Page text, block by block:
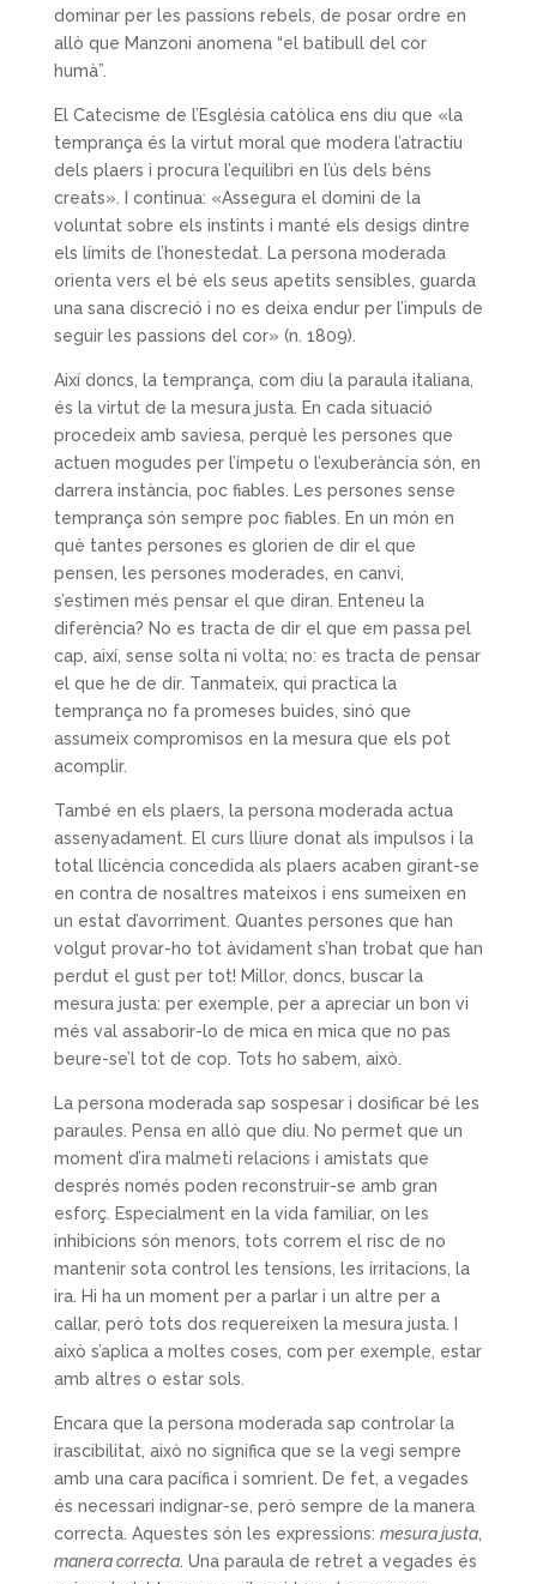
dominar per les passions rebels, de posar ordre en
allò que Manzoni anomena “el batibull del cor
humà”.
El Catecisme de l’Església catòlica ens diu que «la
temprança és la virtut moral que modera l’atractiu
dels plaers i procura l’equilibri en l’ús dels béns
creats». I continua: «Assegura el domini de la
voluntat sobre els instints i manté els desigs dintre
els límits de l’honestedat. La persona moderada
orienta vers el bé els seus apetits sensibles, guarda
una sana discreció i no es deixa endur per l’impuls de
seguir les passions del cor» (n. 1809).
Així doncs, la temprança, com diu la paraula italiana,
és la virtut de la mesura justa. En cada situació
procedeix amb saviesa, perquè les persones que
actuen mogudes per l’ímpetu o l’exuberància són, en
darrera instància, poc fiables. Les persones sense
temprança són sempre poc fiables. En un món en
què tantes persones es glorien de dir el que
pensen, les persones moderades, en canvi,
s’estimen més pensar el que diran. Enteneu la
diferència? No es tracta de dir el que em passa pel
cap, així, sense solta ni volta; no: es tracta de pensar
el que he de dir. Tanmateix, qui practica la
temprança no fa promeses buides, sinó que
assumeix compromisos en la mesura que els pot
acomplir.
També en els plaers, la persona moderada actua
assenyadament. El curs lliure donat als impulsos i la
total llicència concedida als plaers acaben girant-se
en contra de nosaltres mateixos i ens sumeixen en
un estat d’avorriment. Quantes persones que han
volgut provar-ho tot àvidament s’han trobat que han
perdut el gust per tot! Millor, doncs, buscar la
mesura justa: per exemple, per a apreciar un bon vi
més val assaborir-lo de mica en mica que no pas
beure-se’l tot de cop. Tots ho sabem, això.
La persona moderada sap sospesar i dosificar bé les
paraules. Pensa en allò que diu. No permet que un
moment d’ira malmeti relacions i amistats que
després només poden reconstruir-se amb gran
esforç. Especialment en la vida familiar, on les
inhibicions són menors, tots correm el risc de no
mantenir sota control les tensions, les irritacions, la
ira. Hi ha un moment per a parlar i un altre per a
callar, però tots dos requereixen la mesura justa. I
això s’aplica a moltes coses, com per exemple, estar
amb altres o estar sols.
Encara que la persona moderada sap controlar la
irascibilitat, això no significa que se la vegi sempre
amb una cara pacífica i somrient. De fet, a vegades
és necessari indignar-se, però sempre de la manera
correcta. Aquestes són les expressions: mesura justa,
manera correcta. Una paraula de retret a vegades és